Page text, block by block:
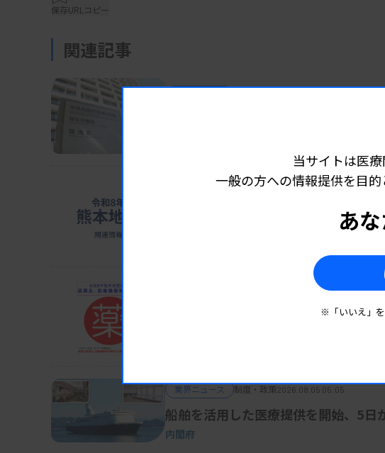
都道府県などに通知し、この考え方に沿って運用を開始す
が、厚労省が改めてその法的根拠を示した。
厚労省の説明によると行政検査では、検体は採取した時
に所有権が移転する。その後、都道府県が厚労省に検査
書類は、現状では都道府県が返還を求めていないことか
属したと判断できるとした。
保存URLコピー
関連記事
ホテル114カ所確保 避難所140カ所
被災地の医薬品・医療機器流通で優
業界ニュース 制度・政策2026.08.05 05:05
船舶を活用した医療提供を開始、5日
内閣府
当サイトは医
一般の方への情報提供を目
あ
※「いいえ」を